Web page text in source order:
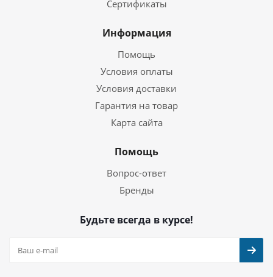
Сертификаты
Информация
Помощь
Условия оплаты
Условия доставки
Гарантия на товар
Карта сайта
Помощь
Вопрос-ответ
Бренды
Будьте всегда в курсе!